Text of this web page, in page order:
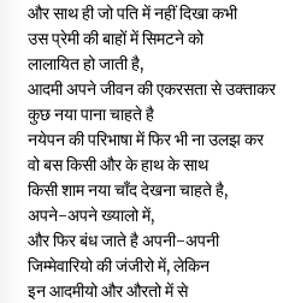
और साथ ही जो पति में नहीं दिखा कभी
उस प्रेमी की बाहों में सिमटने को
लालायित हो जाती है,
आदमी अपने जीवन की एकरसता से उक्ताकर
कुछ नया पाना चाहते है
नयेपन की परिभाषा में फिर भी ना उलझ कर
वो बस किसी और के हाथ के साथ
किसी शाम नया चाँद देखना चाहते है,
अपने-अपने ख्यालो में,
और फिर बंध जाते है अपनी-अपनी
जिम्मेवारियो की जंजीरो में, लेकिन
इन आदमीयो और औरतो में से